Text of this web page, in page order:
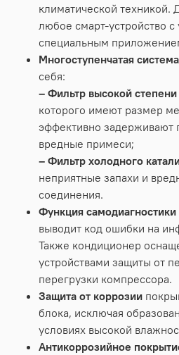
климатической техникой.
любое смарт-устройство
специальным
Многоступенчатая
себя:
– Фильтр высокой степени
которого имеют размер
эффективно задерживают
вредные примеси;
– Фильтр холодного
неприятные запахи и
соединения.
Функция самодиагностики
выводит код ошибки на
Также кондиционер
устройствами защиты от
перегрузки компрессора.
Защита от коррозии
блока, исключая
условиях высокой
Антикоррозийное